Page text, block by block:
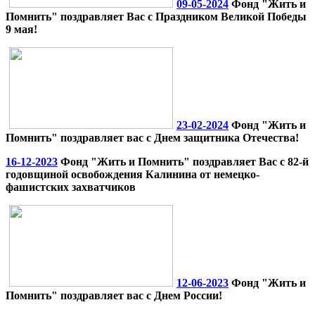
09-05-2024 Фонд "Жить и
Помнить" поздравляет Вас с Праздником Великой Победы
9 мая!
23-02-2024 Фонд "Жить и
Помнить" поздравляет вас с Днем защитника Отечества!
16-12-2023 Фонд "Жить и Помнить" поздравляет Вас с 82-й
годовщиной освобождения Калинина от немецко-
фашистских захватчиков
12-06-2023 Фонд "Жить и
Помнить" поздравляет вас с Днем России!